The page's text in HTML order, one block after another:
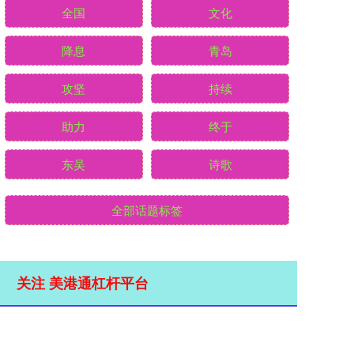
全国 文化
降息 青岛
攻坚 持续
助力 终于
东吴 诗歌
全部话题标签
关注 美港通杠杆平台